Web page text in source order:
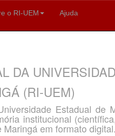
o RI-UEM Ajuda
DA
(RI-UEM)
Estadual de
institucional
em formato digital.